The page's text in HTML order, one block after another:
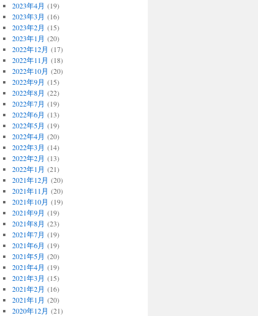
2023年4月 (19)
2023年3月 (16)
2023年2月 (15)
2023年1月 (20)
2022年12月 (17)
2022年11月 (18)
2022年10月 (20)
2022年9月 (15)
2022年8月 (22)
2022年7月 (19)
2022年6月 (13)
2022年5月 (19)
2022年4月 (20)
2022年3月 (14)
2022年2月 (13)
2022年1月 (21)
2021年12月 (20)
2021年11月 (20)
2021年10月 (19)
2021年9月 (19)
2021年8月 (23)
2021年7月 (19)
2021年6月 (19)
2021年5月 (20)
2021年4月 (19)
2021年3月 (15)
2021年2月 (16)
2021年1月 (20)
2020年12月 (21)